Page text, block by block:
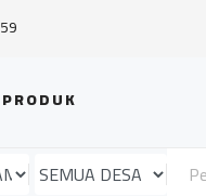
PRODUK